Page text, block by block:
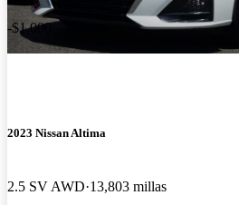
-$1,000
2023 Nissan Altima
2.5 SV AWD 13,803 millas